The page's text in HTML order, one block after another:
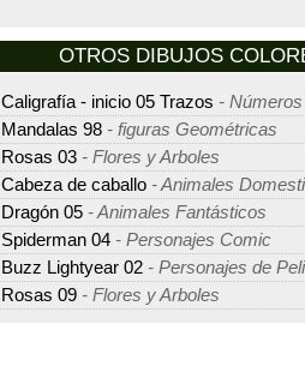
OTROS DIBUJOS
Caligrafía - inicio 05 Trazos -
Mandalas 98 - figuras Geométricas
Rosas 03 - Flores y Arboles
Cabeza de caballo - Animales
Dragón 05 - Animales Fantásticos
Spiderman 04 - Personajes Comic
Buzz Lightyear 02 - Personajes de
Rosas 09 - Flores y Arboles